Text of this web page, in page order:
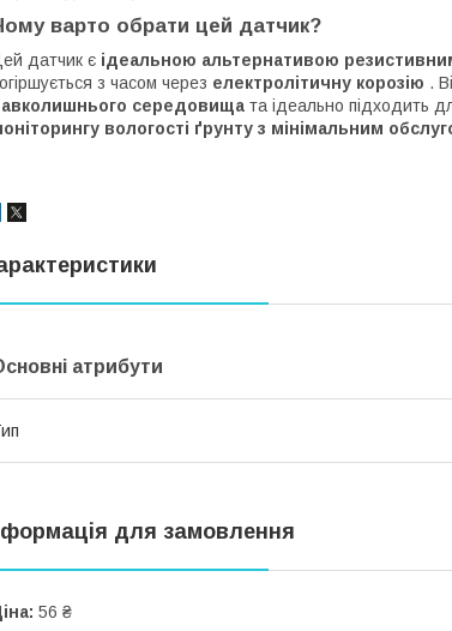
варто обрати цей датчик?
датчик є ідеальною альтернативою
з часом через електролітичну корозію .
середовища та ідеально підходить
вологості ґрунту з мінімальним
атрибути
для замовлення
56 ₴